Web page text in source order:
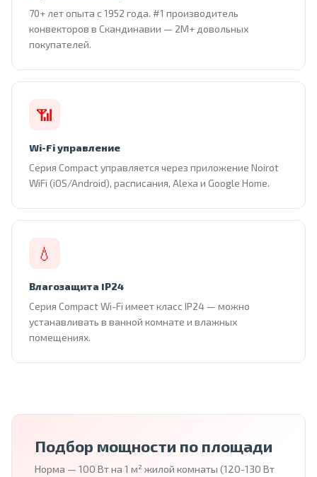
70+ лет опыта с 1952 года. #1 производитель
конвекторов в Скандинавии — 2М+ довольных
покупателей.
📶
Wi-Fi управление
Серия Compact управляется через приложение Noirot
WiFi (iOS/Android), расписания, Alexa и Google Home.
💧
Влагозащита IP24
Серия Compact Wi-Fi имеет класс IP24 — можно
устанавливать в ванной комнате и влажных
помещениях.
Подбор мощности по площади
Норма — 100 Вт на 1 м² жилой комнаты (120-130 Вт